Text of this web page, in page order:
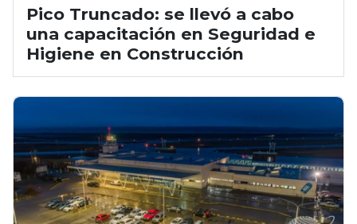
Pico Truncado: se llevó a cabo
una capacitación en Seguridad e
Higiene en Construcción